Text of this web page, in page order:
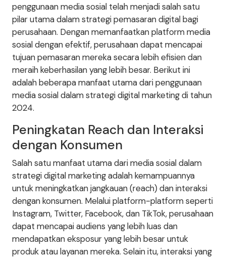
penggunaan media sosial telah menjadi salah satu
pilar utama dalam strategi pemasaran digital bagi
perusahaan. Dengan memanfaatkan platform media
sosial dengan efektif, perusahaan dapat mencapai
tujuan pemasaran mereka secara lebih efisien dan
meraih keberhasilan yang lebih besar. Berikut ini
adalah beberapa manfaat utama dari penggunaan
media sosial dalam strategi digital marketing di tahun
2024.
Peningkatan Reach dan Interaksi
dengan Konsumen
Salah satu manfaat utama dari media sosial dalam
strategi digital marketing adalah kemampuannya
untuk meningkatkan jangkauan (reach) dan interaksi
dengan konsumen. Melalui platform-platform seperti
Instagram, Twitter, Facebook, dan TikTok, perusahaan
dapat mencapai audiens yang lebih luas dan
mendapatkan eksposur yang lebih besar untuk
produk atau layanan mereka. Selain itu, interaksi yang